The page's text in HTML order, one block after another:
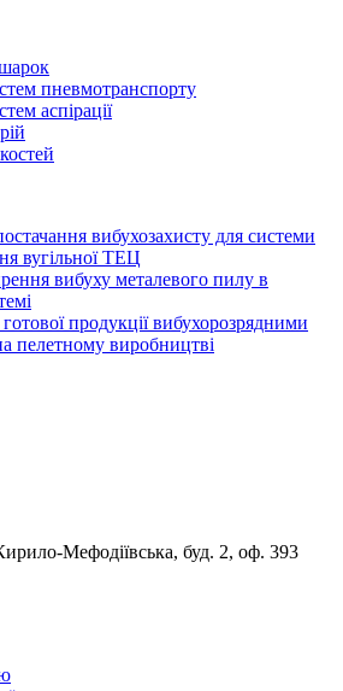
пневмотранспорту
аспірації
вибухозахисту для системи
вугільної ТЕЦ
вибуху металевого пилу в
продукції вибухорозрядними
пелетному виробництві
Мефодіївська, буд. 2, оф. 393